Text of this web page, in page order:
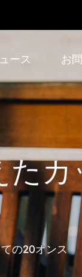
ース お
の20オンス